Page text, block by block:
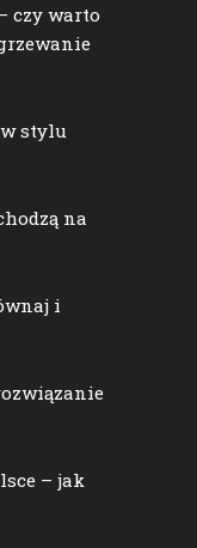
czy warto
w stylu
na
i
– jak